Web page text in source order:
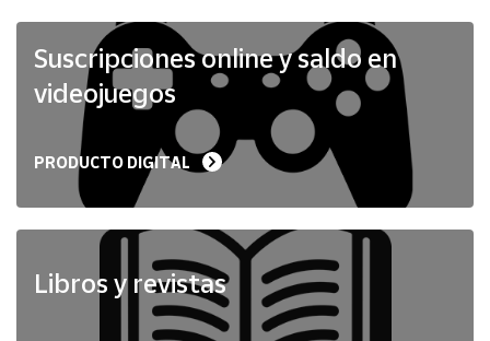
Ubicación
Península
Baleares
Melilla
Suscripciones online y saldo en
videojuegos
PRODUCTO DIGITAL
Libros y revistas